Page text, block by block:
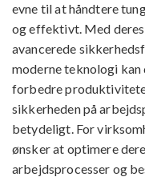
evne til at håndtere
og effektivt. Med
avancerede
moderne teknologi kan
forbedre
sikkerheden på
betydeligt. For
ønsker at optimere
arbejdsprocesser og